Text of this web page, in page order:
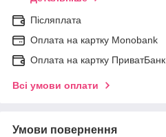
Післяплата
Оплата на картку Мonobank
Оплата на картку ПриватБанк
Всі умови оплати
Умови повернення